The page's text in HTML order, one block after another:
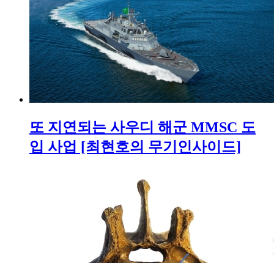
또 지연되는 사우디 해군 MMSC 도
입 사업 [최현호의 무기인사이드]